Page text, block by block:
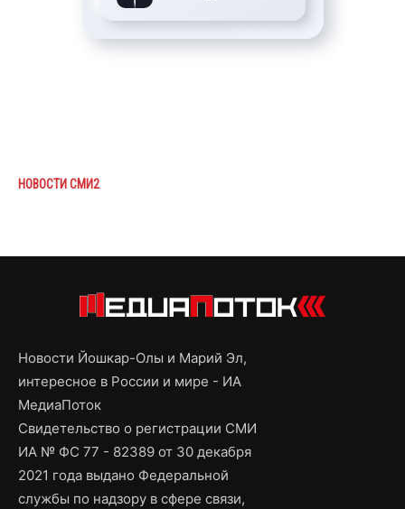
НОВОСТИ СМИ2
Новости Йошкар-Олы и Марий Эл,
интересное в России и мире - ИА
МедиаПоток
Свидетельство о регистрации СМИ
ИА № ФС 77 - 82389 от 30 декабря
2021 года выдано Федеральной
службы по надзору в сфере связи,